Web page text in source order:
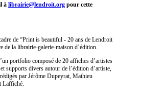
à librairie@lendroit.org pour cette
de “Print is beautiful - 20 ans de Lendroit
de la librairie-galerie-maison d’édition.
portfolio composé de 20 affiches d’artistes
supports divers autour de l’édition d’artiste,
par Jérôme Dupeyrat, Mathieu
Laffiché.